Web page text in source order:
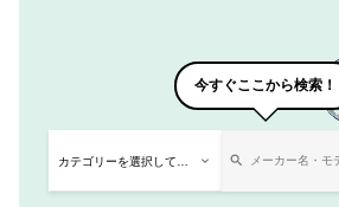
今すぐここから検索！